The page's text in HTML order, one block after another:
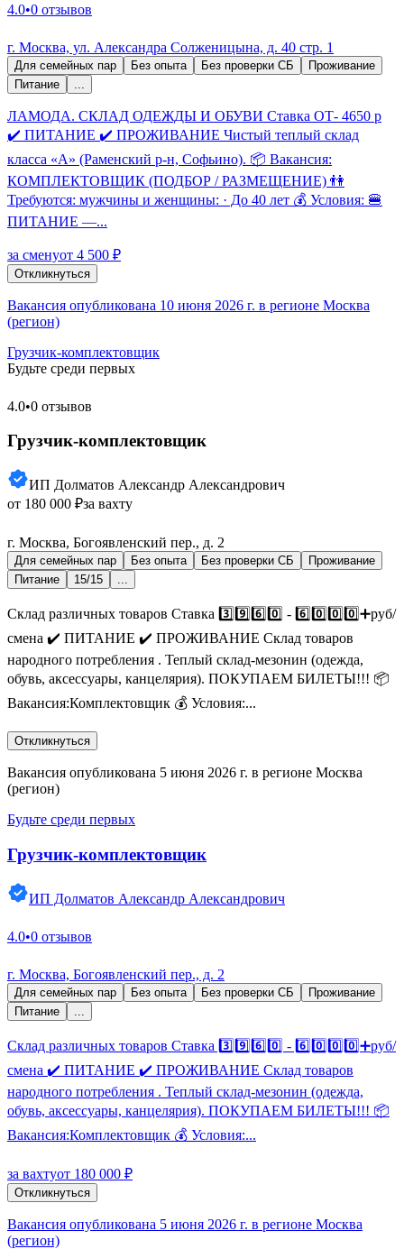
4.0•0 отзывов
г. Москва, ул. Александра Солженицына, д. 40 стр. 1
Для семейных пар Без опыта Без проверки СБ
Проживание
Питание
ЛАМОДА. СКЛАД ОДЕЖДЫ И ОБУВИ Ставка ОТ- 4650 р
✔️ ПИТАНИЕ ✔️ ПРОЖИВАНИЕ Чистый теплый склад
класса «А» (Раменский р-н, Софьино). 📦 Вакансия:
КОМПЛЕКТОВЩИК (ПОДБОР / РАЗМЕЩЕНИЕ) 👫
Требуются: мужчины и женщины: · До 40 лет 💰 Условия: 🍔
ПИТАНИЕ —...
за сменуот 4 500 ₽
Откликнуться
Вакансия опубликована 10 июня 2026 г. в регионе Москва
(регион)
Грузчик-комплектовщик
Будьте среди первых
4.0•0 отзывов
Грузчик-комплектовщик
ИП Долматов Александр Александрович
от 180 000 ₽за вахту
г. Москва, Богоявленский пер., д. 2
Для семейных пар Без опыта Без проверки СБ
Проживание
Питание
15/15 ...
Склад различных товаров Ставка 3️⃣9️⃣6️⃣0️⃣ - 6️⃣0️⃣0️⃣0️⃣➕руб/
смена ✔️ ПИТАНИЕ ✔️ ПРОЖИВАНИЕ Склад товаров
народного потребления . Теплый склад-мезонин (одежда,
обувь, аксессуары, канцелярия). ПОКУПАЕМ БИЛЕТЫ!!! 📦
Вакансия:Комплектовщик 💰 Условия:...
Откликнуться
Вакансия опубликована 5 июня 2026 г. в регионе Москва
(регион)
Будьте среди первых
Грузчик-комплектовщик
ИП Долматов Александр Александрович
4.0•0 отзывов
г. Москва, Богоявленский пер., д. 2
Для семейных пар Без опыта Без проверки СБ
Проживание
Питание
Склад различных товаров Ставка 3️⃣9️⃣6️⃣0️⃣ - 6️⃣0️⃣0️⃣0️⃣➕руб/
смена ✔️ ПИТАНИЕ ✔️ ПРОЖИВАНИЕ Склад товаров
народного потребления . Теплый склад-мезонин (одежда,
обувь, аксессуары, канцелярия). ПОКУПАЕМ БИЛЕТЫ!!! 📦
Вакансия:Комплектовщик 💰 Условия:...
за вахтуот 180 000 ₽
Откликнуться
Вакансия опубликована 5 июня 2026 г. в регионе Москва
(регион)